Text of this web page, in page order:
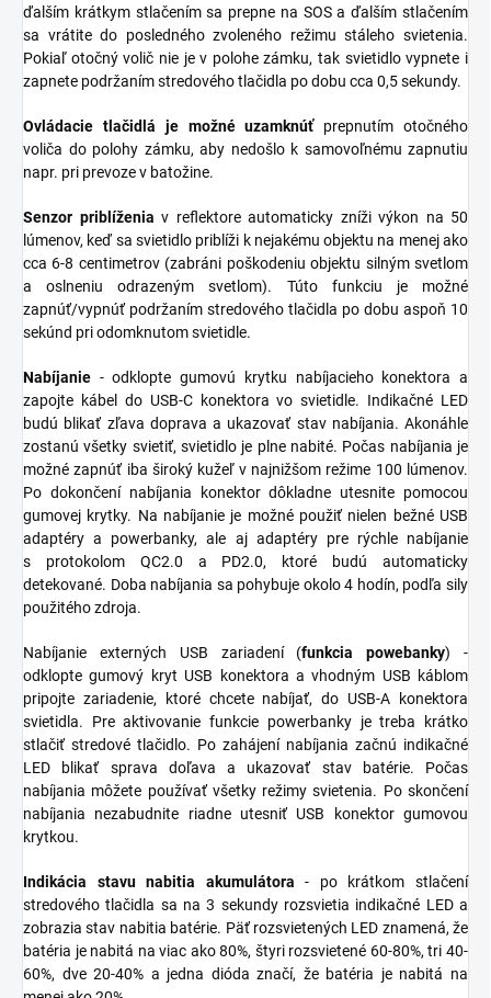
ďalším krátkym stlačením sa prepne na SOS a ďalším stlačením
sa vrátite do posledného zvoleného režimu stáleho svietenia.
Pokiaľ otočný volič nie je v polohe zámku, tak svietidlo vypnete i
zapnete podržaním stredového tlačidla po dobu cca 0,5 sekundy.
Ovládacie tlačidlá je možné uzamknúť
prepnutím otočného
voliča do polohy zámku, aby nedošlo k samovoľnému zapnutiu
napr. pri prevoze v batožine.
Senzor priblíženia v reflektore automaticky zníži výkon na 50
lúmenov, keď sa svietidlo priblíži k nejakému objektu na menej ako
cca 6-8 centimetrov (zabráni poškodeniu objektu silným svetlom
a oslneniu odrazeným svetlom). Túto funkciu je možné
zapnúť/vypnúť podržaním stredového tlačidla po dobu aspoň 10
sekúnd pri odomknutom svietidle.
Nabíjanie - odklopte gumovú krytku nabíjacieho konektora a
zapojte kábel do USB-C konektora vo svietidle. Indikačné LED
budú blikať zľava doprava a ukazovať stav nabíjania. Akonáhle
zostanú všetky svietiť, svietidlo je plne nabité. Počas nabíjania je
možné zapnúť iba široký kužeľ v najnižšom režime 100 lúmenov.
Po dokončení nabíjania konektor dôkladne utesnite pomocou
gumovej krytky. Na nabíjanie je možné použiť nielen bežné USB
adaptéry a powerbanky, ale aj adaptéry pre rýchle nabíjanie
s protokolom QC2.0 a PD2.0, ktoré budú automaticky
detekované. Doba nabíjania sa pohybuje okolo 4 hodín, podľa sily
použitého zdroja.
Nabíjanie externých USB zariadení (funkcia powebanky) -
odklopte gumový kryt USB konektora a vhodným USB káblom
pripojte zariadenie, ktoré chcete nabíjať, do USB-A konektora
svietidla. Pre aktivovanie funkcie powerbanky je treba krátko
stlačiť stredové tlačidlo. Po zahájení nabíjania začnú indikačné
LED blikať sprava doľava a ukazovať stav batérie. Počas
nabíjania môžete používať všetky režimy svietenia. Po skončení
nabíjania nezabudnite riadne utesniť USB konektor gumovou
krytkou.
Indikácia stavu nabitia akumulátora
- po krátkom stlačení
stredového tlačidla sa na 3 sekundy rozsvietia indikačné LED a
zobrazia stav nabitia batérie. Päť rozsvietených LED znamená, že
batéria je nabitá na viac ako 80%, štyri rozsvietené 60-80%, tri 40-
60%, dve 20-40% a jedna dióda značí, že batéria je nabitá na